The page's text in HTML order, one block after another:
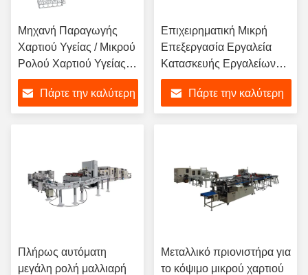
Μηχανή Παραγωγής
Χαρτιού Υγείας / Μικρού
Ρολού Χαρτιού Υγείας
για Επιχειρήσεις,
Γραμμή Παραγωγής
Πάρτε την καλύτερη
Επιχειρηματική Μικρή
Επεξεργασία Εργαλεία
Κατασκευής Εργαλείων
Επεξεργασίας Εργαλείων
Επεξεργασίας Εργαλείων
Επεξεργασίας Εργαλείων
Πάρτε την καλύτερη
Πλήρως αυτόματη
μεγάλη ρολή μαλλιαρή
Μεταλλικό πριονιστήρα για
το κόψιμο μικρού χαρτιού